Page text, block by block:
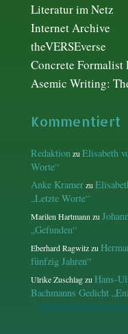
Literatur im Netz
Internet Archive
theVERSEverse
Concrete Formalist
Asemic Writing:
Kommentiert
RedaktionzuElisabeth
Worte“
Anke Kramerzu
„Letzte Worte“
Marilen Hartmannzu
„Gefunden“
Eberhard Ragwitzzu
fünfzig Jahren“
Ulrike ZuschlagzuHans-
Bachmanns Gedicht